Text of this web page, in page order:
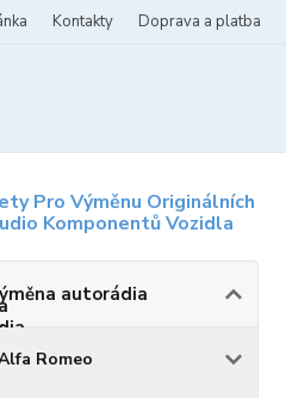
Kontakty Doprava a platba
Pro Výměnu Originálních
Komponentů Vozidla
autorádia
Romeo